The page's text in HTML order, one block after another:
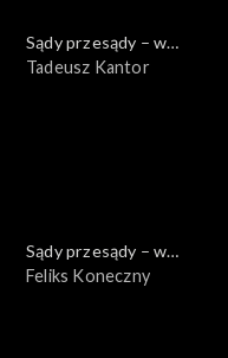
Sądy przesądy – w
powiększeniu
Tadeusz Kantor
Sądy przesądy – w
powiększeniu
Feliks Koneczny